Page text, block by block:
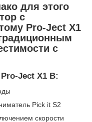
для этого
с
Pro-Ject X1
с
Ject X1 B:
Pick it S2
скорости